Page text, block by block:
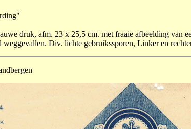
druk, afm. 23 x 25,5 cm. met fraaie afbeelding van
Div. lichte gebruikssporen, Linker en